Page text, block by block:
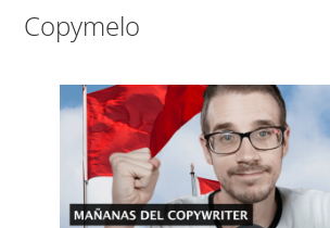
Saltar
navegación
Saltar
contenido
principal
Saltar
Copymelo